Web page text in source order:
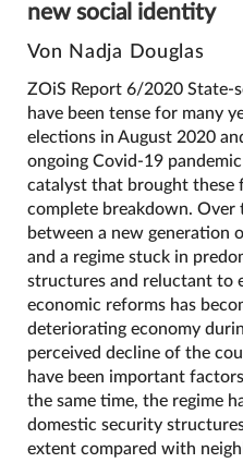
new social identity
Von Nadja Douglas
ZOiS Report 6/2020 State-
have been tense for many
elections in August 2020
ongoing Covid-19
catalyst that brought these
complete breakdown. Over
between a new generation
and a regime stuck in
structures and reluctant to
economic reforms has
deteriorating economy
perceived decline of the
have been important
the same time, the regime
domestic security
extent compared with